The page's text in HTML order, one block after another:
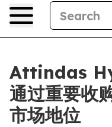
Attindas
通过重要收
市场地位